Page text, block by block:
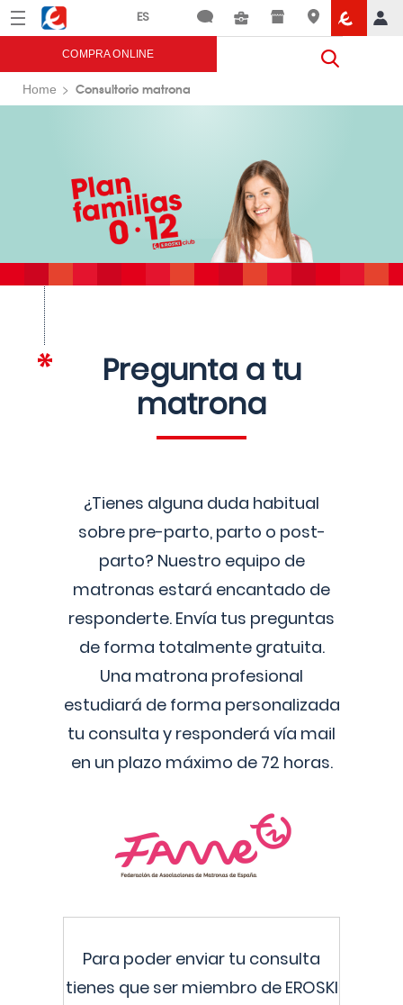
Menú Eroski
COMPRA ONLINE
Home Consultorio matrona
Pregunta a tu
matrona
¿Tienes alguna duda habitual
sobre pre-parto, parto o post-
parto? Nuestro equipo de
matronas estará encantado de
responderte. Envía tus preguntas
de forma totalmente gratuita.
Una matrona profesional
estudiará de forma personalizada
tu consulta y responderá vía mail
en un plazo máximo de 72 horas.
Para poder enviar tu consulta
tienes que ser miembro de EROSKI